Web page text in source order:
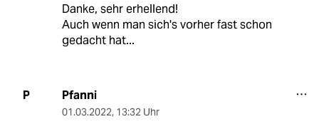
Danke, sehr erhellend!
Auch wenn man sich's vorher fast schon
gedacht hat...
P Pfanni
01.03.2022, 13:32 Uhr